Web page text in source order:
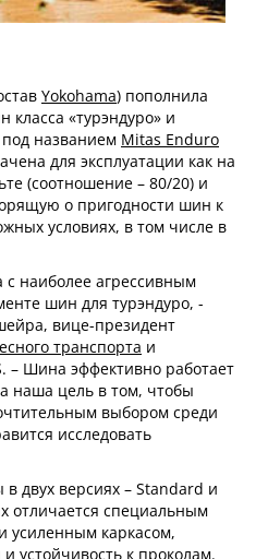
Yokohama) пополнила
«турэндуро» и
названием Mitas Enduro
для эксплуатации как на
(соотношение – 80/20) и
о пригодности шин к
условиях, в том числе в
с наиболее агрессивным
шин для турэндуро, -
вице-президент
транспорта и
– Шина эффективно работает
наша цель в том, чтобы
выбором среди
исследовать
в двух версиях – Standard и
отличается специальным
усиленным каркасом,
к проколам.